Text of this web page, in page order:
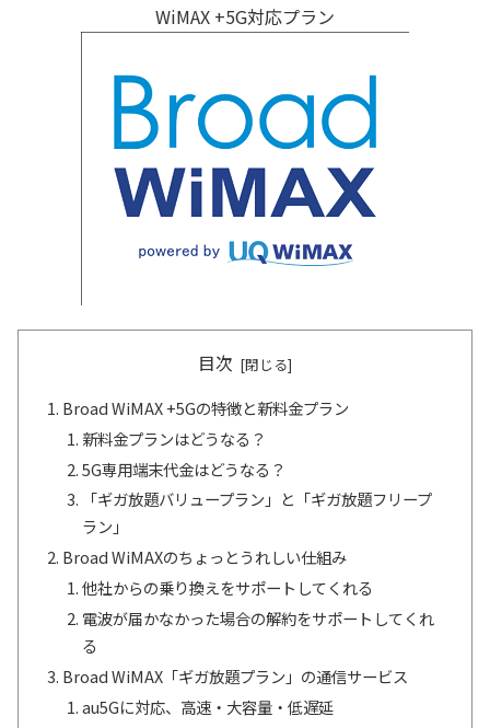
WiMAX +5G対応プラン
目次
Broad WiMAX +5Gの特徴と新料金プラン
新料金プランはどうなる？
5G専用端末代金はどうなる？
「ギガ放題バリュープラン」と「ギガ放題フリープ
ラン」
Broad WiMAXのちょっとうれしい仕組み
他社からの乗り換えをサポートしてくれる
電波が届かなかった場合の解約をサポートしてくれ
る
Broad WiMAX「ギガ放題プラン」の通信サービス
au5Gに対応、高速・大容量・低遅延